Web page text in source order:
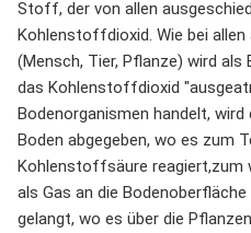
Stoff, der von allen
Kohlenstoffdioxid. Wie bei allen
(Mensch, Tier, Pflanze) wird
das Kohlenstoffdioxid
Bodenorganismen handelt,
Boden abgegeben, wo es zum
Kohlenstoffsäure reagiert,zum
als Gas an die
gelangt, wo es über die